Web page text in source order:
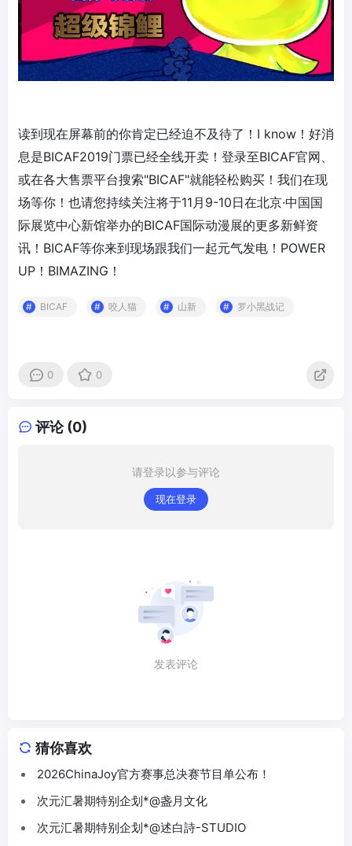
读到现在屏幕前的你肯定已经迫不及待了！I know！好消
息是BICAF2019门票已经全线开卖！登录至BICAF官网、
或在各大售票平台搜索"BICAF"就能轻松购买！我们在现
场等你！也请您持续关注将于11月9-10日在北京·中国国
际展览中心新馆举办的BICAF国际动漫展的更多新鲜资
讯！BICAF等你来到现场跟我们一起元气发电！POWER
UP！BIMAZING！
BICAF 咬人猫 山新 罗小黑战记
0 0
评论 (0)
请登录以参与评论
现在登录
发表评论
猜你喜欢
2026ChinaJoy官方赛事总决赛节目单公布！
次元汇暑期特别企划*@盏月文化
次元汇暑期特别企划*@述白詩-STUDIO